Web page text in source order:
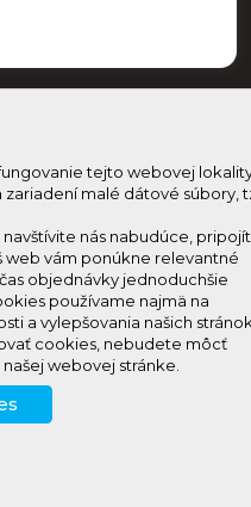
Odoberaj Kam na
Horehroní
Prihlás sa na odber a
dostávaj novinky ako prvý
tejto webovej
malé dátové súbory,
nás nabudúce,
web vám ponúkne relevantné
objednávky jednoduchšie
používame najmä na
a vylepšovania našich
cookies, nebudete môcť
webovej stránke.